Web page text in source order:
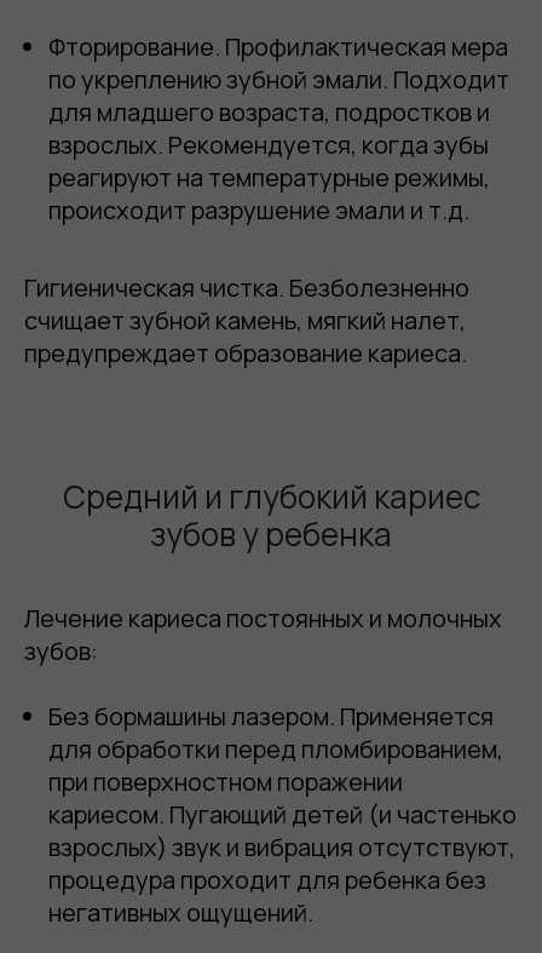
Фторирование. Профилактическая мера
по укреплению зубной эмали. Подходит
для младшего возраста, подростков и
взрослых. Рекомендуется, когда зубы
реагируют на температурные режимы,
происходит разрушение эмали и т.д.
Гигиеническая чистка. Безболезненно
счищает зубной камень, мягкий налет,
предупреждает образование кариеса.
Средний и глубокий кариес
зубов у ребенка
Лечение кариеса постоянных и молочных
зубов:
Без бормашины лазером. Применяется
для обработки перед пломбированием,
при поверхностном поражении
кариесом. Пугающий детей (и частенько
взрослых) звук и вибрация отсутствуют,
процедура проходит для ребенка без
негативных ощущений.